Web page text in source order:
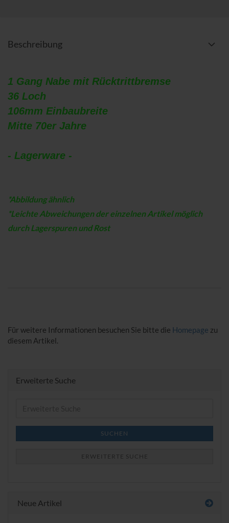
Beschreibung
1 Gang Nabe mit Rücktrittbremse
36 Loch
106mm Einbaubreite
Mitte 70er Jahre
- Lagerware -
*Abbildung ähnlich
*Leichte Abweichungen der einzelnen Artikel möglich
durch Lagerspuren und Rost
Für weitere Informationen besuchen Sie bitte die Homepage zu
diesem Artikel.
Erweiterte Suche
SUCHEN
ERWEITERTE SUCHE
Neue Artikel